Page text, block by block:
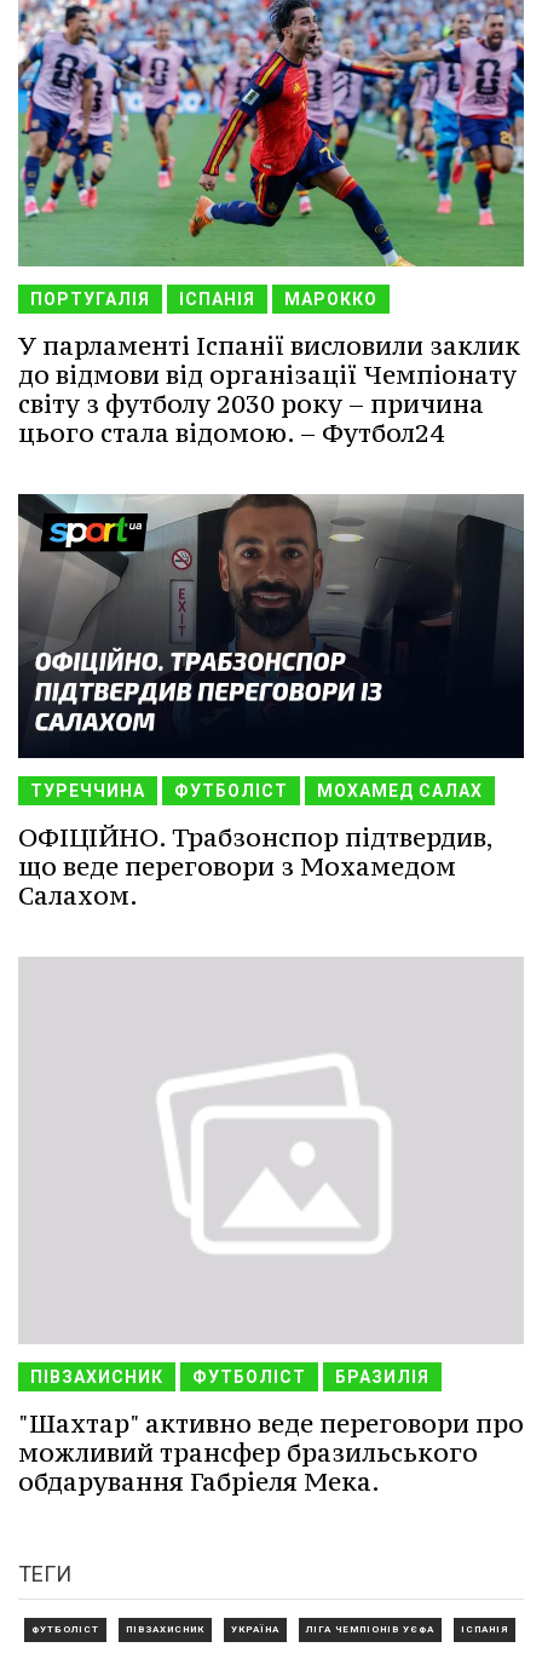
ПОРТУГАЛІЯ ІСПАНІЯ МАРОККО
У парламенті Іспанії висловили заклик
до відмови від організації Чемпіонату
світу з футболу 2030 року – причина
цього стала відомою. – Футбол24
ТУРЕЧЧИНА ФУТБОЛІСТ МОХАМЕД САЛАХ
ОФІЦІЙНО. Трабзонспор підтвердив,
що веде переговори з Мохамедом
Салахом.
ПІВЗАХИСНИК ФУТБОЛІСТ БРАЗИЛІЯ
"Шахтар" активно веде переговори про
можливий трансфер бразильського
обдарування Габріеля Мека.
ТЕГИ
ФУТБОЛІСТ ПІВЗАХИСНИК УКРАЇНА ЛІГА ЧЕМПІОНІВ УЄФА ІСПАНІЯ